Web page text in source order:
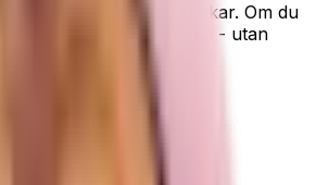
innehåller reklamlänkar. Om du
kan vi få en provision - utan